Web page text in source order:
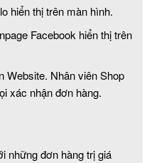
hiển thị trên màn hình.
Facebook hiển thị trên
Website. Nhân viên Shop
xác nhận đơn hàng.
những đơn hàng trị giá